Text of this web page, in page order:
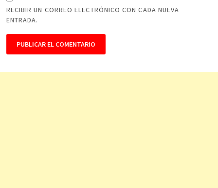
RECIBIR UN CORREO ELECTRÓNICO CON CADA NUEVA
ENTRADA.